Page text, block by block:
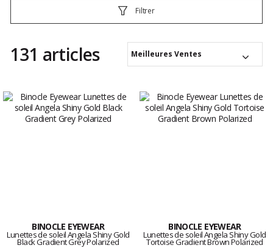
Filtrer
131 articles Meilleures Ventes
BINOCLE EYEWEAR
Lunettes de soleil Angela Shiny Gold
Black Gradient Grey Polarized
BINOCLE EYEWEAR
Lunettes de soleil Angela Shiny Gold
Tortoise Gradient Brown Polarized